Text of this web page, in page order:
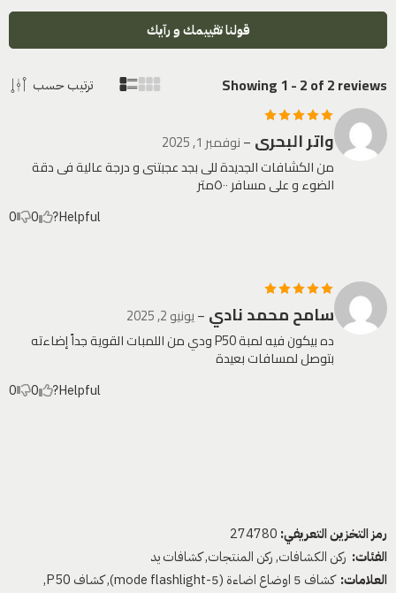
قولنا تقييمك و رآيك
Showing 1 - 2 of 2 reviews ترتيب حسب
Helpful?
0
0
تم التقييم5
من 5
واتر البحرى –نوفمبر 1, 2025
من الكشافات الجديدة للى بجد عجبتنى و درجة عالية فى دقة
الضوء و على مسافر ٥٠٠متر
Helpful?
0
0
تم التقييم5
سامح محمد نادي –يونيو 2, 2025
ده بيكون فيه لمبة P50 ودي من اللمبات القوية جداً إضاءته
بتوصل لمسافات بعيدة
رمز التخزين التعريفي: 274780
الفئات: ركن الكشافات,ركن المنتجات,كشافات يد
العلامات: كشاف 5 اوضاع اضاءة (5-mode flashlight) ,كشاف P50
,